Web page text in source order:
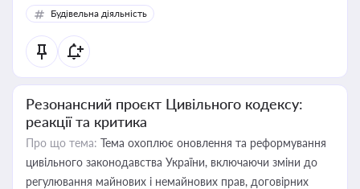
Будівельна діяльність
Резонансний проєкт Цивільного кодексу:
реакції та критика
Про що тема: Тема охоплює оновлення та реформування
цивільного законодавства України, включаючи зміни до
регулювання майнових і немайнових прав, договірних